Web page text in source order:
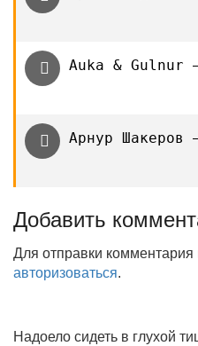
Auka & Gulnur
Арнур Шакеров
Добавить
Для отправки
авторизоваться.
Надоело сидеть в глухой